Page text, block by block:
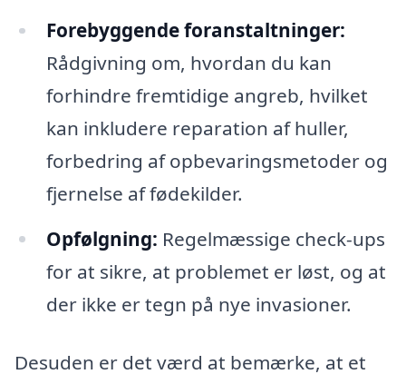
Forebyggende foranstaltninger:
Rådgivning om, hvordan du kan
forhindre fremtidige angreb, hvilket
kan inkludere reparation af huller,
forbedring af opbevaringsmetoder og
fjernelse af fødekilder.
Opfølgning: Regelmæssige check-ups
for at sikre, at problemet er løst, og at
der ikke er tegn på nye invasioner.
Desuden er det værd at bemærke, at et